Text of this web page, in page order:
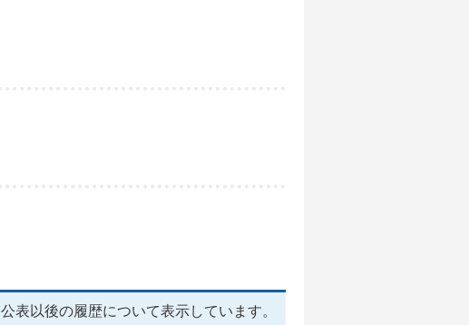
公表以後の履歴について表示しています。